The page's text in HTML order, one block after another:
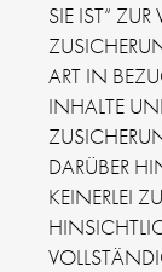
SIE IST“
ART IN
INHALTE
DARÜBER
KEINERLEI